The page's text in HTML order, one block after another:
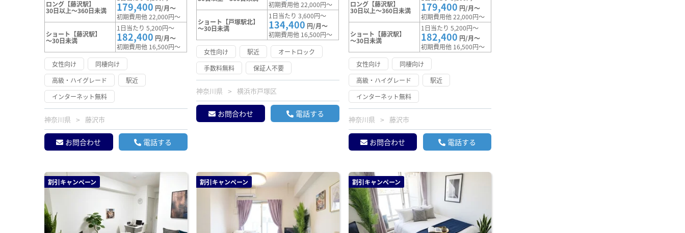
ロング【藤沢駅】
30日以上～360日未満 179,400 円/月～
初期費用他 22,000円～
ショート【藤沢駅】
～30日未満
1日当たり 5,200円～
182,400 円/月～
初期費用他 16,500円～
女性向け
同棲向け
高級・ハイグレード
駅近
インターネット無料
神奈川県 藤沢市
お問合わせ 電話する
初期費用他 22,000円～
ショート【戸塚駅北】
～30日未満
1日当たり 3,600円～
134,400 円/月～
初期費用他 16,500円～
女性向け
駅近
オートロック
手数料無料
保証人不要
神奈川県 横浜市戸塚区
お問合わせ 電話する
ロング【藤沢駅】
30日以上～360日未満 179,400 円/月～
初期費用他 22,000円～
ショート【藤沢駅】
～30日未満
1日当たり 5,200円～
182,400 円/月～
初期費用他 16,500円～
女性向け
同棲向け
高級・ハイグレード
駅近
インターネット無料
神奈川県 藤沢市
お問合わせ 電話する
割引キャンペーン 割引キャンペーン 割引キャンペーン